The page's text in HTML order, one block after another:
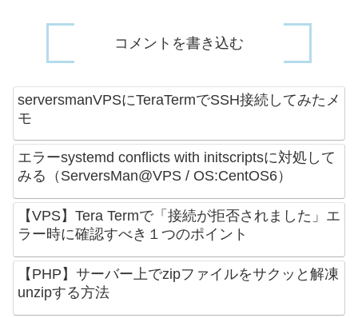
コメントを書き込む
serversmanVPSにTeraTermでSSH接続してみたメ
モ
エラーsystemd conflicts with initscriptsに対処して
みる（ServersMan@VPS / OS:CentOS6）
【VPS】Tera Termで「接続が拒否されました」エ
ラー時に確認すべき１つのポイント
【PHP】サーバー上でzipファイルをサクッと解凍
unzipする方法